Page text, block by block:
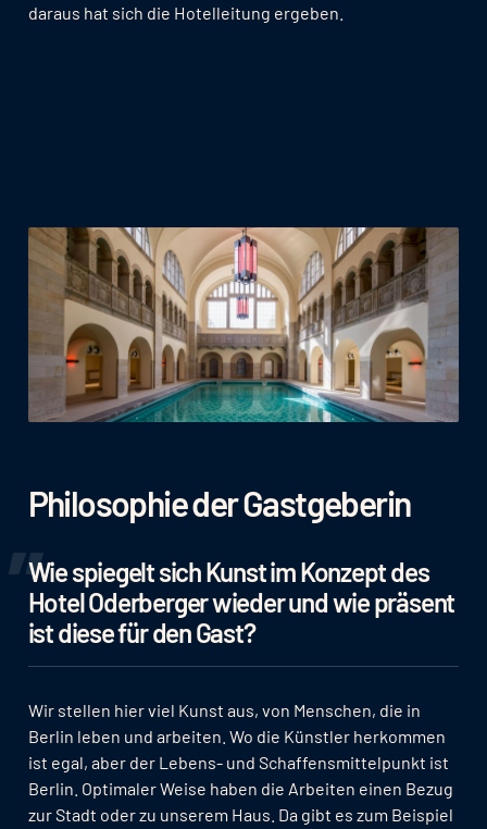
daraus hat sich die Hotelleitung ergeben.
Philosophie der Gastgeberin
Wie spiegelt sich Kunst im Konzept des
Hotel Oderberger wieder und wie präsent
ist diese für den Gast?
Wir stellen hier viel Kunst aus, von Menschen, die in
Berlin leben und arbeiten. Wo die Künstler herkommen
ist egal, aber der Lebens- und Schaffensmittelpunkt ist
Berlin. Optimaler Weise haben die Arbeiten einen Bezug
zur Stadt oder zu unserem Haus. Da gibt es zum Beispiel